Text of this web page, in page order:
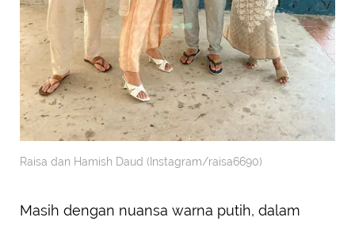
Raisa dan Hamish Daud (Instagram/raisa6690)
Masih dengan nuansa warna putih, dalam